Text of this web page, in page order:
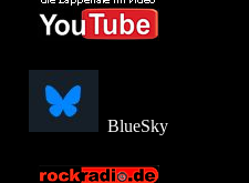
BlueSky